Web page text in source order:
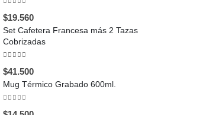
$19.560
Set Cafetera Francesa más 2 Tazas
Cobrizadas
$41.500
Mug Térmico Grabado 600ml.